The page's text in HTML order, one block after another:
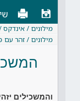
מילונים /
מילונים / זהר
והמשכילים